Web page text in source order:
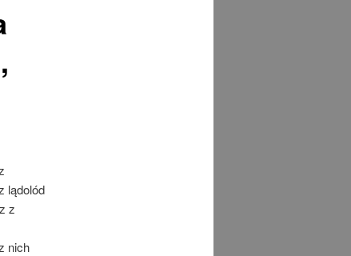
lądolód
z
nich